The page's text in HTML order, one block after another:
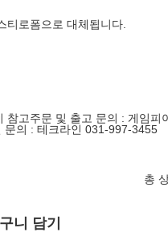
티로폼으로 대체됩니다.
참고주문 및 출고 문의 : 게임피
문의 : 테크라인 031-997-3455
총
니 담기